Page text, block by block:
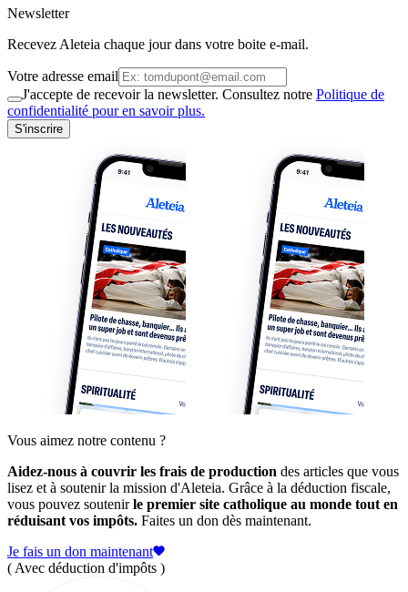
Newsletter
Recevez Aleteia chaque jour dans votre boite e-mail.
Votre adresse email
J'accepte de recevoir la newsletter. Consultez notre Politique de
confidentialité pour en savoir plus.
S'inscrire
Vous aimez notre contenu ?
Aidez-nous à couvrir les frais de production des articles que vous
lisez et à soutenir la mission d'Aleteia. Grâce à la déduction fiscale,
vous pouvez soutenirle premier site catholique au monde tout en
réduisant vos impôts. Faites un don dès maintenant.
Je fais un don maintenant
( Avec déduction d'impôts )